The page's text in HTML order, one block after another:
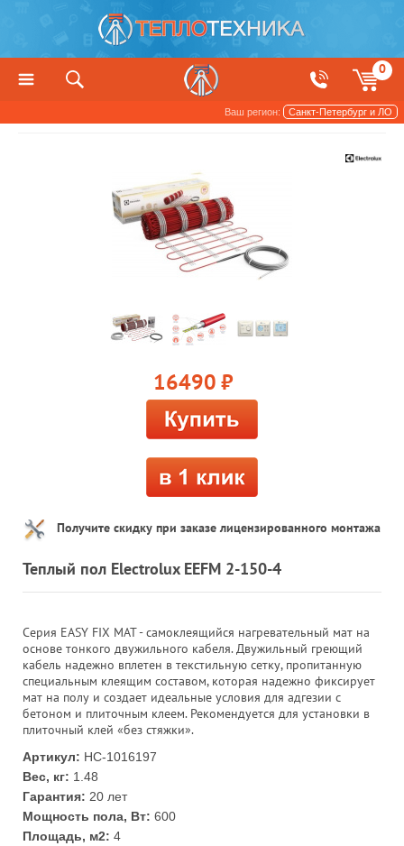
0
Ваш регион: Санкт-Петербург и ЛО
Электрический теплый пол
16490 руб.
Получите скидку при заказе лицензированного монтажа
Теплый пол Electrolux EEFM 2-150-4
Серия EASY FIX MAT - самоклеящийся нагревательный мат на
основе тонкого двужильного кабеля. Двужильный греющий
кабель надежно вплетен в текстильную сетку, пропитанную
специальным клеящим составом, которая надежно фиксирует
мат на полу и создает идеальные условия для адгезии с
бетоном и плиточным клеем. Рекомендуется для установки в
плиточный клей «без стяжки».
Артикул: НС-1016197
Вес, кг: 1.48
Гарантия: 20 лет
Мощность пола, Вт: 600
Площадь, м2: 4